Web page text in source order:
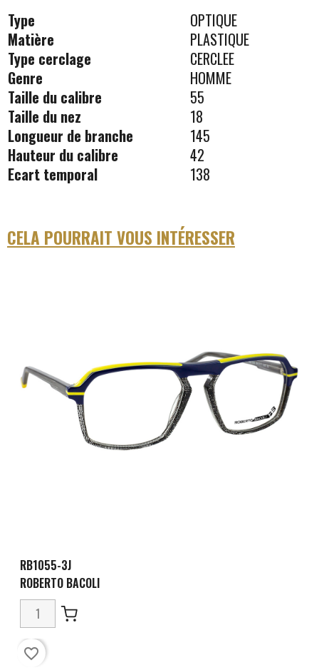
Type
OPTIQUE
Matière
PLASTIQUE
Type cerclage
CERCLEE
Genre
HOMME
Taille du calibre
55
Taille du nez
18
Longueur de branche
145
Hauteur du calibre
42
Ecart temporal
138
CELA POURRAIT VOUS INTÉRESSER
RB1055-3J
ROBERTO BACOLI
favorite_border